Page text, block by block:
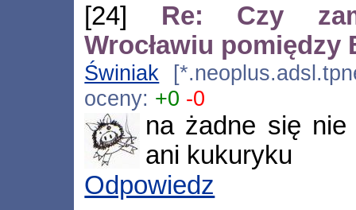
[24] Re: Czy
Wrocławiu
Świniak
oceny: +0 -0
na żadne się nie
ani kukuryku
Odpowiedz